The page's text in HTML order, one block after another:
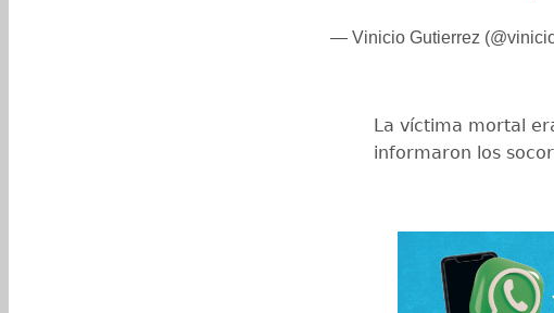
— Vinicio Gutierrez
La víctima mortal
informaron los